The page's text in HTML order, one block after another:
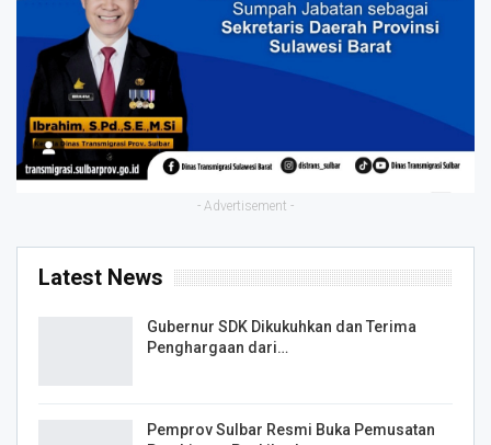
- Advertisement -
Latest News
Gubernur SDK Dikukuhkan dan Terima
Penghargaan dari…
Pemprov Sulbar Resmi Buka Pemusatan